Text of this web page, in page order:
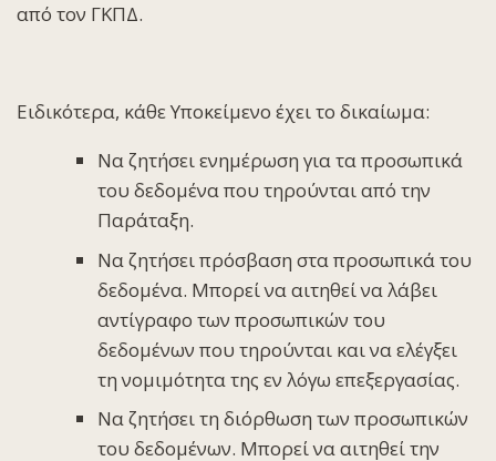
από τον ΓΚΠΔ.
Ειδικότερα, κάθε Υποκείμενο έχει το δικαίωμα:
Να ζητήσει ενημέρωση για τα προσωπικά
του δεδομένα που τηρούνται από την
Παράταξη.
Να ζητήσει πρόσβαση στα προσωπικά του
δεδομένα. Μπορεί να αιτηθεί να λάβει
αντίγραφο των προσωπικών του
δεδομένων που τηρούνται και να ελέγξει
τη νομιμότητα της εν λόγω επεξεργασίας.
Να ζητήσει τη διόρθωση των προσωπικών
του δεδομένων. Μπορεί να αιτηθεί την